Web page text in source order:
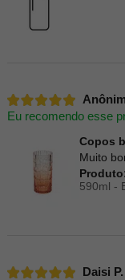
Eu recomendo esse
Copos
Muito
590ml -
Daisi P.